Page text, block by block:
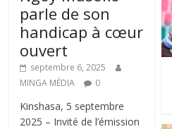
parle de son
handicap à cœur
ouvert
septembre 6, 2025
MINGA MÉDIA
0
Kinshasa, 5 septembre
2025 – Invité de l’émission